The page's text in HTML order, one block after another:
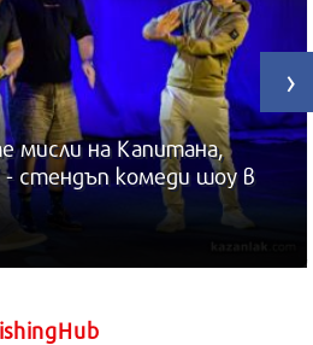
мисли на Капитана,
- стендъп комеди шоу в
›